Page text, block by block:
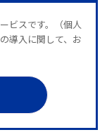
ビスです。（個人
導入に関して、お